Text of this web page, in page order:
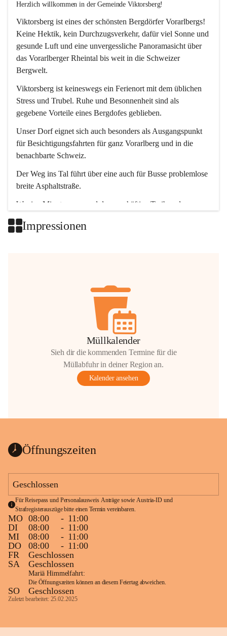
Herzlich willkommen in der Gemeinde Viktorsberg!
Viktorsberg ist eines der schönsten Bergdörfer Vorarlbergs!
Keine Hektik, kein Durchzugsverkehr, dafür viel Sonne und
gesunde Luft und eine unvergessliche Panoramasicht über
das Vorarlberger Rheintal bis weit in die Schweizer
Bergwelt.
Viktorsberg ist keineswegs ein Ferienort mit dem üblichen
Stress und Trubel. Ruhe und Besonnenheit sind als
gegebene Vorteile eines Bergdofes geblieben.
Unser Dorf eignet sich auch besonders als Ausgangspunkt
für Besichtigungsfahrten für ganz Vorarlberg und in die
benachbarte Schweiz.
Der Weg ins Tal führt über eine auch für Busse problemlose
breite Asphaltstraße.
Wenige Minuten nur, und das geschäftige Treiben der
Impressionen
Müllkalender
Sieh dir die kommenden Termine für die
Müllabfuhr in deiner Region an.
Kalender ansehen
Öffnungszeiten
Geschlossen
Für Reisepass und Personalausweis Anträge sowie Austria-ID und
Strafregisterauszüge bitte einen Termin vereinbaren.
MO 08:00 - 11:00
DI
08:00 - 11:00
MI
08:00 - 11:00
DO
08:00 - 11:00
FR
Geschlossen
SA
Geschlossen
Mariä Himmelfahrt:
Die Öffnungszeiten können an diesem Feiertag abweichen.
SO Geschlossen
Zuletzt bearbeitet: 25.02.2025